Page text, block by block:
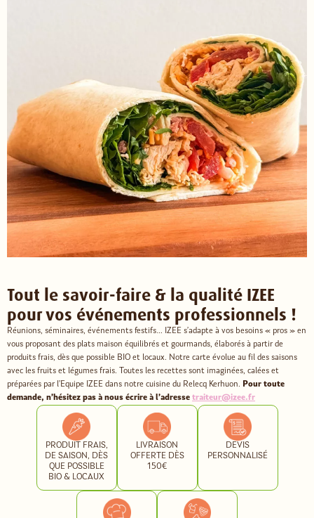
Tout le savoir-faire & la qualité IZEE
pour vos événements professionnels !
Réunions, séminaires, événements festifs… IZEE s’adapte à vos besoins « pros » en
vous proposant des plats maison équilibrés et gourmands, élaborés à partir de
produits frais, dès que possible BIO et locaux. Notre carte évolue au fil des saisons
avec les fruits et légumes frais. Toutes les recettes sont imaginées, calées et
préparées par l’Equipe IZEE dans notre cuisine du Relecq Kerhuon. Pour toute
demande, n’hésitez pas à nous écrire à l’adresse traiteur@izee.fr
PRODUIT FRAIS,
DE SAISON, DÈS
QUE POSSIBLE
BIO & LOCAUX
LIVRAISON
OFFERTE DÈS
150€
DEVIS
PERSONNALISÉ